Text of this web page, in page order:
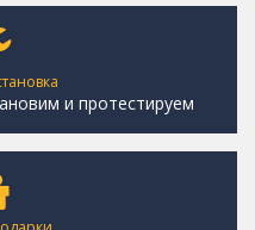
и протестируем